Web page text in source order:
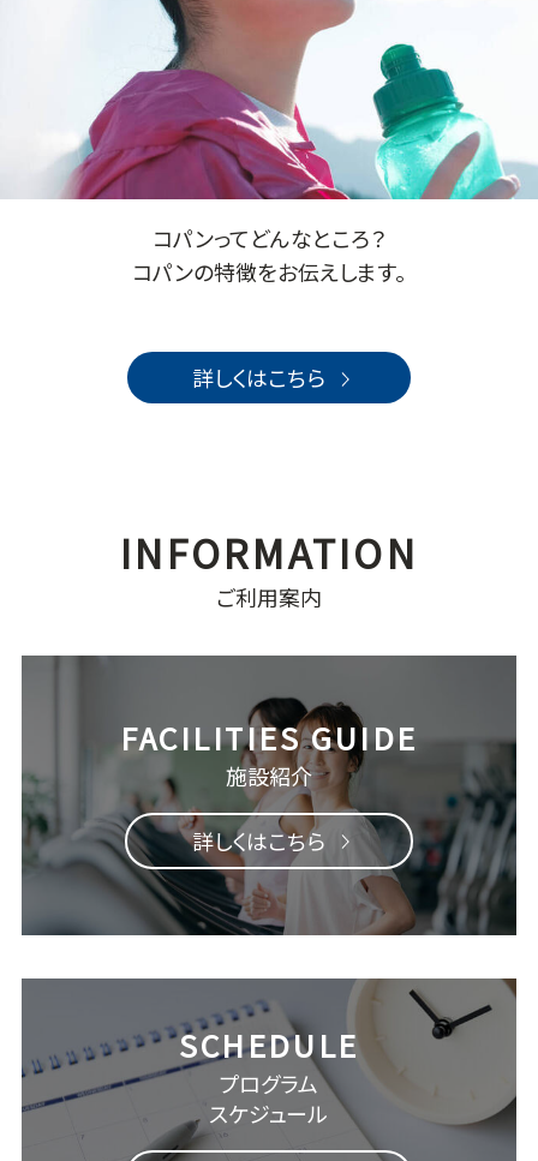
コパンってどんなところ？
コパンの特徴をお伝えします。
詳しくはこちら
ご利用案内
施設紹介
詳しくはこちら
プログラム
スケジュール